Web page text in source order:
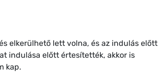
elkerülhető lett volna, és az indulás előtt
indulása előtt értesítették, akkor is
kap.